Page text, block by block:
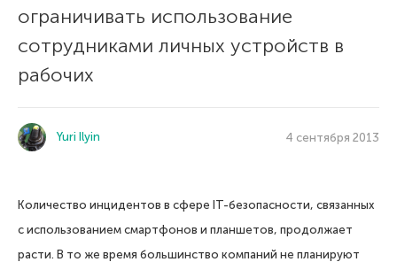
ограничивать использование
сотрудниками личных устройств в
рабочих
Yuri Ilyin 4 сентября 2013
Количество инцидентов в сфере IT-безопасности, связанных
с использованием смартфонов и планшетов, продолжает
расти. В то же время большинство компаний не планируют